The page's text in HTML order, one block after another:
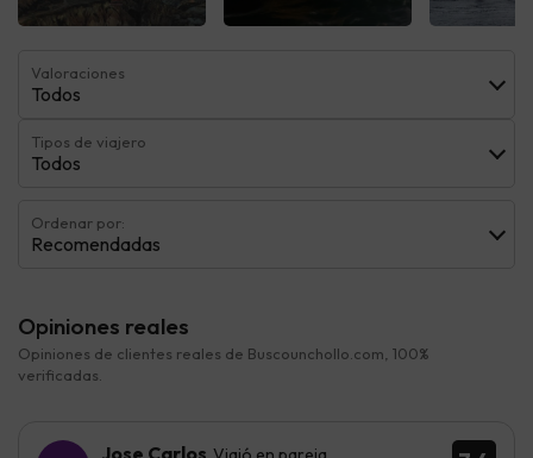
Valoraciones
Todos
Tipos de viajero
Todos
Ordenar por:
Recomendadas
Opiniones reales
Opiniones de clientes reales de Buscounchollo.com, 100%
verificadas.